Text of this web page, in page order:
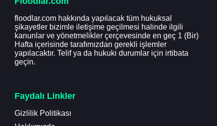
floodlar.com hakkında yapılacak tüm hukuksal
şikayetler bizimle iletişime geçilmesi halinde ilgili
kanunlar ve yönetmelikler çerçevesinde en geç 1 (Bir)
Hafta içerisinde tarafımızdan gerekli işlemler
yapılacaktır. Telif ya da hukuki durumlar için irtibata
geçin.
Faydalı Linkler
Gizlilik Politikası